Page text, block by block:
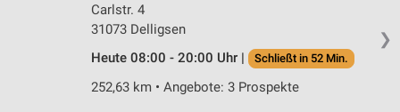
❯
Carlstr. 4
31073 Delligsen
Heute 08:00 - 20:00 Uhr |
Schließt in 52 Min.
252,63 km • Angebote: 3 Prospekte